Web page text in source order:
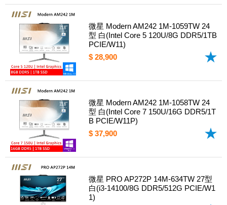
微星 Modern AM242 1M-1059TW 24
型 白(Intel Core 5 120U/8G DDR5/1TB
PCIE/W11)
$ 28,900
微星 Modern AM242 1M-1058TW 24
型 白(Intel Core 7 150U/16G DDR5/1T
B PCIE/W11P)
$ 37,900
微星 PRO AP272P 14M-634TW 27型
白(i3-14100/8G DDR5/512G PCIE/W1
1)